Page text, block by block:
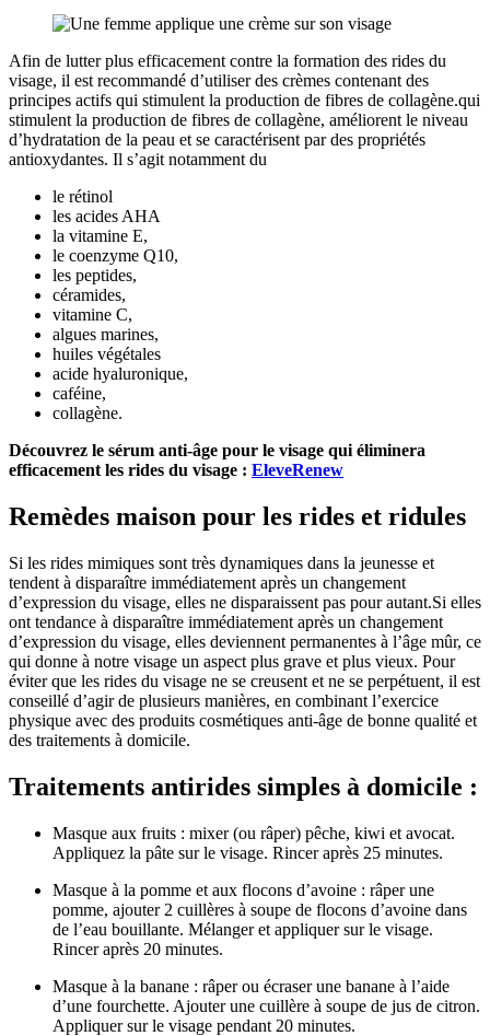
Afin de lutter plus efficacement contre la formation des rides du
visage, il est recommandé d’utiliser des crèmes contenant des
principes actifs qui stimulent la production de fibres de collagène.qui
stimulent la production de fibres de collagène, améliorent le niveau
d’hydratation de la peau et se caractérisent par des propriétés
antioxydantes. Il s’agit notamment du
le rétinol
les acides AHA
la vitamine E,
le coenzyme Q10,
les peptides,
céramides,
vitamine C,
algues marines,
huiles végétales
acide hyaluronique,
caféine,
collagène.
Découvrez le sérum anti-âge pour le visage qui éliminera
efficacement les rides du visage : EleveRenew
Remèdes maison pour les rides et ridules
Si les rides mimiques sont très dynamiques dans la jeunesse et
tendent à disparaître immédiatement après un changement
d’expression du visage, elles ne disparaissent pas pour autant.Si elles
ont tendance à disparaître immédiatement après un changement
d’expression du visage, elles deviennent permanentes à l’âge mûr, ce
qui donne à notre visage un aspect plus grave et plus vieux. Pour
éviter que les rides du visage ne se creusent et ne se perpétuent, il est
conseillé d’agir de plusieurs manières, en combinant l’exercice
physique avec des produits cosmétiques anti-âge de bonne qualité et
des traitements à domicile.
Traitements antirides simples à domicile :
Masque aux fruits : mixer (ou râper) pêche, kiwi et avocat.
Appliquez la pâte sur le visage. Rincer après 25 minutes.
Masque à la pomme et aux flocons d’avoine : râper une
pomme, ajouter 2 cuillères à soupe de flocons d’avoine dans
de l’eau bouillante. Mélanger et appliquer sur le visage.
Rincer après 20 minutes.
Masque à la banane : râper ou écraser une banane à l’aide
d’une fourchette. Ajouter une cuillère à soupe de jus de citron.
Appliquer sur le visage pendant 20 minutes.